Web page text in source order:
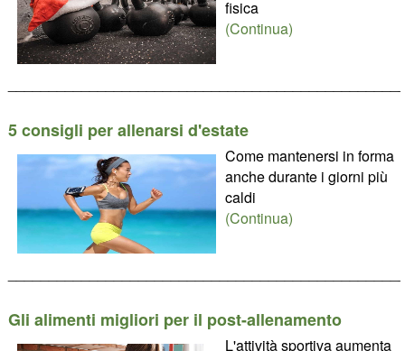
fisica
(Continua)
5 consigli per allenarsi d'estate
Come mantenersi in forma
anche durante i giorni più
caldi
(Continua)
Gli alimenti migliori per il post-allenamento
L'attività sportiva aumenta